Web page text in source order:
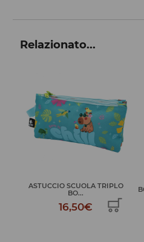
Relazionato...
BORSA DA TOILETTE BORN TO...
18,50€